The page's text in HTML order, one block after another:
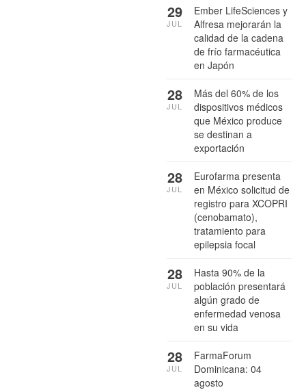
Ember LifeSciences y
Alfresa mejorarán la
calidad de la cadena
de frío farmacéutica
en Japón
29
JUL
Más del 60% de los
dispositivos médicos
que México produce
se destinan a
exportación
28
JUL
Eurofarma presenta
en México solicitud de
registro para XCOPRI
(cenobamato),
tratamiento para
epilepsia focal
28
JUL
Hasta 90% de la
población presentará
algún grado de
enfermedad venosa
en su vida
28
JUL
FarmaForum
Dominicana: 04
agosto
28
JUL